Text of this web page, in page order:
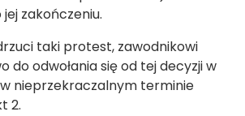
zakończeniu.
taki protest, zawodnikowi
do odwołania się od tej decyzji w
nieprzekraczalnym terminie
2.